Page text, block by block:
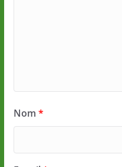
Nom *